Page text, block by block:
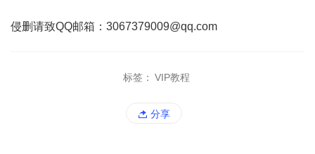
侵删请致QQ邮箱：3067379009@qq.com
标签： VIP教程
分享